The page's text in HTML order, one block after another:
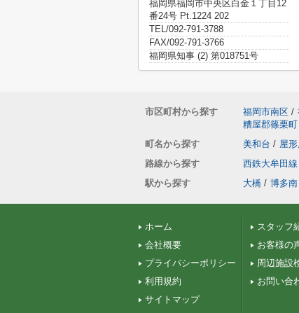
福岡県福岡市中央区白金１丁目12
番24号 Pt.1224 202
TEL/092-791-3788
FAX/092-791-3766
福岡県知事 (2) 第018751号
市区町村から探す 福岡市南区 /
糟屋郡篠栗町
町名から探す
美和台 / 屋
路線から探す
西鉄大牟田線
駅から探す
大橋 / 博多南
ホーム
会社概要
プライバシーポリシー
利用規約
サイトマップ
スタッフ
お客様の
周辺施設
お問い合